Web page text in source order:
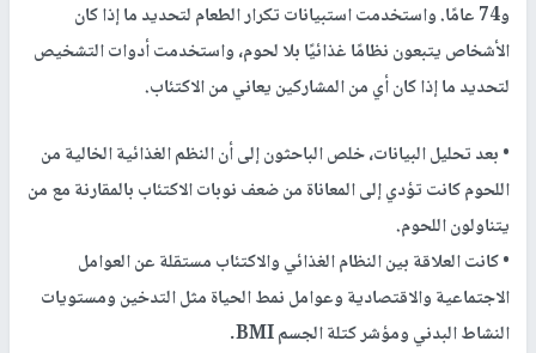
و74 عامًا. واستخدمت استبيانات تكرار الطعام لتحديد ما إذا كان
الأشخاص يتبعون نظامًا غذائيًا بلا لحوم، واستخدمت أدوات التشخيص
لتحديد ما إذا كان أي من المشاركين يعاني من الاكتئاب.
• بعد تحليل البيانات، خلص الباحثون إلى أن النظم الغذائية الخالية من
اللحوم كانت تؤدي إلى المعاناة من ضعف نوبات الاكتئاب بالمقارنة مع من
يتناولون اللحوم.
• كانت العلاقة بين النظام الغذائي والاكتئاب مستقلة عن العوامل
الاجتماعية والاقتصادية وعوامل نمط الحياة مثل التدخين ومستويات
النشاط البدني ومؤشر كتلة الجسم BMI.